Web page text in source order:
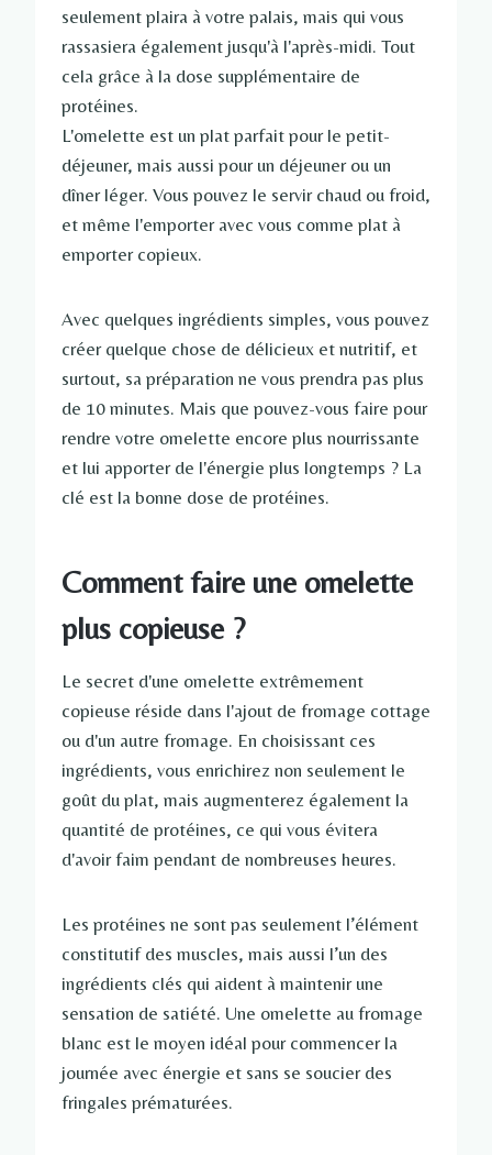
seulement plaira à votre palais, mais qui vous
rassasiera également jusqu'à l'après-midi. Tout
cela grâce à la dose supplémentaire de
protéines.
L'omelette est un plat parfait pour le petit-
déjeuner, mais aussi pour un déjeuner ou un
dîner léger. Vous pouvez le servir chaud ou froid,
et même l'emporter avec vous comme plat à
emporter copieux.
Avec quelques ingrédients simples, vous pouvez
créer quelque chose de délicieux et nutritif, et
surtout, sa préparation ne vous prendra pas plus
de 10 minutes. Mais que pouvez-vous faire pour
rendre votre omelette encore plus nourrissante
et lui apporter de l'énergie plus longtemps ? La
clé est la bonne dose de protéines.
Comment faire une omelette
plus copieuse ?
Le secret d'une omelette extrêmement
copieuse réside dans l'ajout de fromage cottage
ou d'un autre fromage. En choisissant ces
ingrédients, vous enrichirez non seulement le
goût du plat, mais augmenterez également la
quantité de protéines, ce qui vous évitera
d'avoir faim pendant de nombreuses heures.
Les protéines ne sont pas seulement l’élément
constitutif des muscles, mais aussi l’un des
ingrédients clés qui aident à maintenir une
sensation de satiété. Une omelette au fromage
blanc est le moyen idéal pour commencer la
journée avec énergie et sans se soucier des
fringales prématurées.